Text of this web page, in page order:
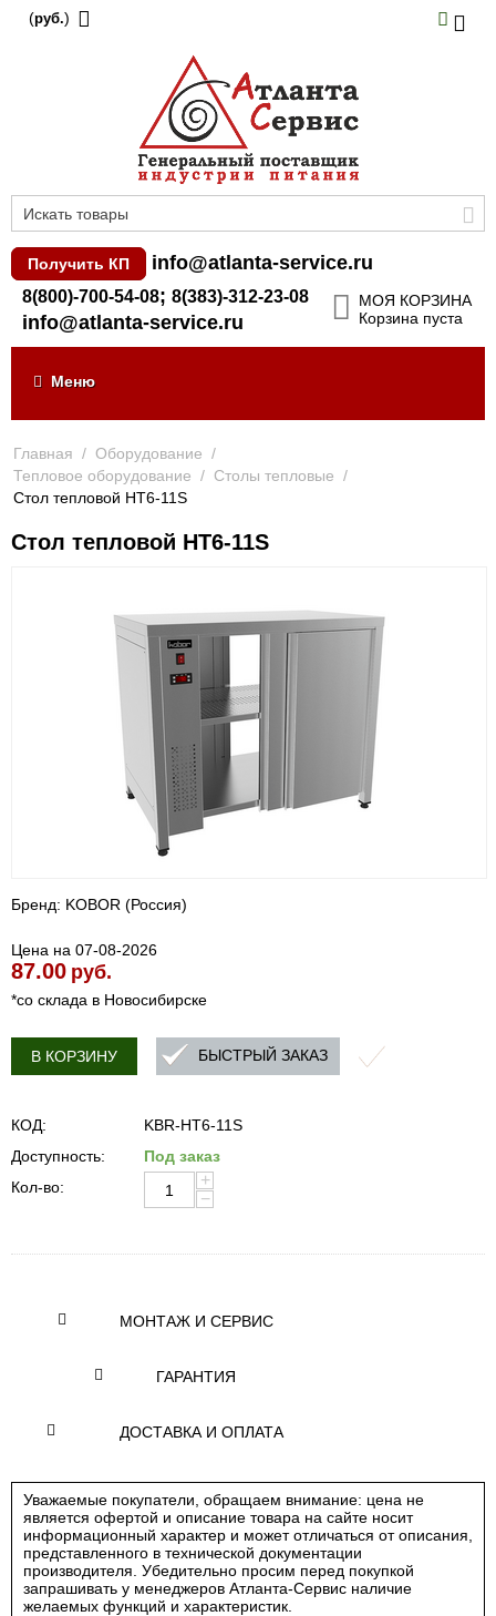
(руб.)
Получить КП info@atlanta-service.ru
8(800)-700-54-08; 8(383)-312-23-08
info@atlanta-service.ru
МОЯ КОРЗИНА
Корзина пуста
Меню
Главная / Оборудование /
Тепловое оборудование / Столы тепловые /
Стол тепловой HT6-11S
Стол тепловой HT6-11S
Бренд: KOBOR (Россия)
Цена на 07-08-2026
87.00 руб.
*со склада в Новосибирске
В КОРЗИНУ БЫСТРЫЙ ЗАКАЗ
КОД:
KBR-HT6-11S
Доступность:
Под заказ
Кол-во:
+
−
МОНТАЖ И СЕРВИС
ГАРАНТИЯ
ДОСТАВКА И ОПЛАТА
Уважаемые покупатели, обращаем внимание: цена не
является офертой и описание товара на сайте носит
информационный характер и может отличаться от описания,
представленного в технической документации
производителя. Убедительно просим перед покупкой
запрашивать у менеджеров Атланта-Сервис наличие
желаемых функций и характеристик.